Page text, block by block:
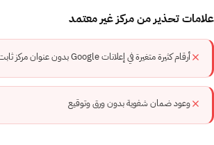
علامات تحذير من مركز غير معتمد
أرقام كثيرة متغيرة في إعلانات Google بدون عنوان مركز ثابت
وعود ضمان شفوية بدون ورق وتوقيع